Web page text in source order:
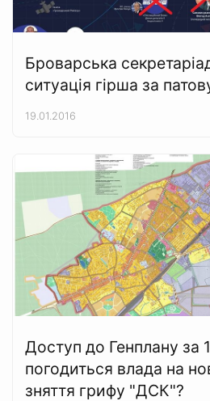
Броварська
ситуація гірша за
19.01.2016
Доступ до Генплану за
погодиться влада на
зняття грифу "ДСК"?